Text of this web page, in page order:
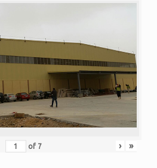
of 7 › »